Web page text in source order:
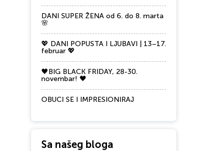
DANI SUPER ŽENA od 6. do 8. marta
🌸
💖 DANI POPUSTA I LJUBAVI | 13–17.
februar 💖
🖤BIG BLACK FRIDAY, 28-30.
novembar! 🖤
OBUCI SE I IMPRESIONIRAJ
Sa našeg bloga